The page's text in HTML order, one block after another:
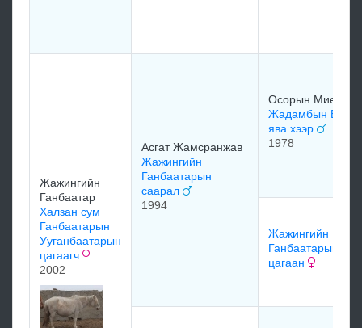
Жажингийн
Ганбаатар
Халзан сум
Ганбаатарын
Ууганбаатарын
цагаагч
2002
Асгат Жамсранжав
Жажингийн
Ганбаатарын
саарал
1994
Осорын
Жадамбын
ява хээр
1978
Жажингийн
Ганбаатарын
цагаан